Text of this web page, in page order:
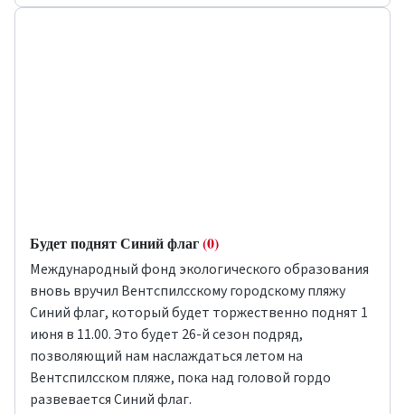
Будет поднят Синий флаг(0)
Международный фонд экологического образования
вновь вручил Вентспилсскому городскому пляжу
Синий флаг, который будет торжественно поднят 1
июня в 11.00. Это будет 26-й сезон подряд,
позволяющий нам наслаждаться летом на
Вентспилсском пляже, пока над головой гордо
развевается Синий флаг.